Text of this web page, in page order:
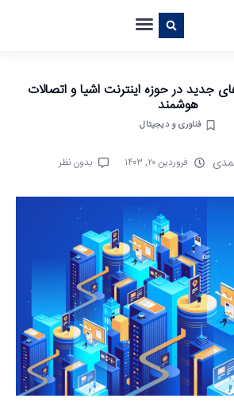
جدید در حوزه اینترنت اشیا و اتصالات
هوشمند
فناوری و دیجیتال
فروردین ۲۰, ۱۴۰۳ بدون نظر